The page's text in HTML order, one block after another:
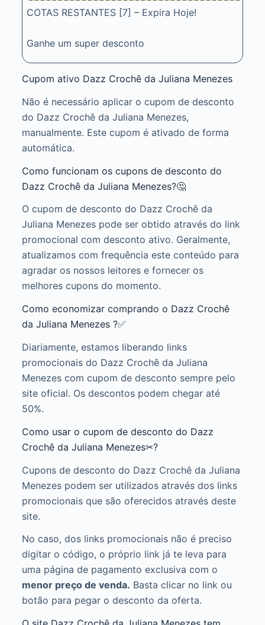
COTAS RESTANTES [7] – Expira Hoje!
Ganhe um super desconto
Cupom ativo Dazz Crochê da Juliana Menezes
Não é necessário aplicar o cupom de desconto
do Dazz Crochê da Juliana Menezes,
manualmente. Este cupom é ativado de forma
automática.
Como funcionam os cupons de desconto do
Dazz Crochê da Juliana Menezes?🤔
O cupom de desconto do Dazz Crochê da
Juliana Menezes pode ser obtido através do link
promocional com desconto ativo. Geralmente,
atualizamos com frequência este conteúdo para
agradar os nossos leitores e fornecer os
melhores cupons do momento.
Como economizar comprando o Dazz Crochê
da Juliana Menezes ?✅
Diariamente, estamos liberando links
promocionais do Dazz Crochê da Juliana
Menezes com cupom de desconto sempre pelo
site oficial. Os descontos podem chegar até
50%.
Como usar o cupom de desconto do Dazz
Crochê da Juliana Menezes✂?
Cupons de desconto do Dazz Crochê da Juliana
Menezes podem ser utilizados através dos links
promocionais que são oferecidos através deste
site.
No caso, dos links promocionais não é preciso
digitar o código, o próprio link já te leva para
uma página de pagamento exclusiva com o
menor preço de venda. Basta clicar no link ou
botão para pegar o desconto da oferta.